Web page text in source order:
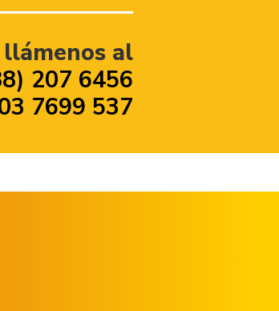
llámenos al
207 6456
7699 537